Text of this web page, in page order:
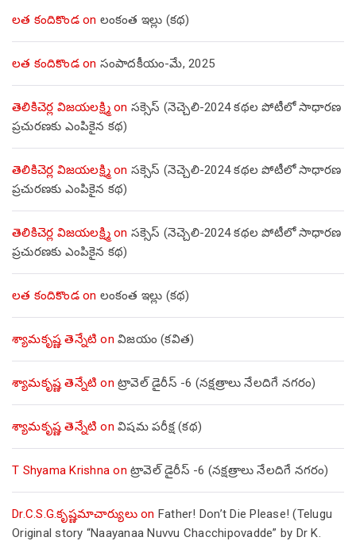
లత కందికొండon లంకంత ఇల్లు (కథ)
లత కందికొండon సంపాదకీయం-మే, 2025
తెలికిచెర్ల విజయలక్ష్మిon సక్సెస్ (నెచ్చెలి-2024 కథల పోటీలో సాధారణ
ప్రచురణకు ఎంపికైన కథ)
తెలికిచెర్ల విజయలక్ష్మిon సక్సెస్ (నెచ్చెలి-2024 కథల పోటీలో సాధారణ
ప్రచురణకు ఎంపికైన కథ)
తెలికిచెర్ల విజయలక్ష్మిon సక్సెస్ (నెచ్చెలి-2024 కథల పోటీలో సాధారణ
ప్రచురణకు ఎంపికైన కథ)
లత కందికొండon లంకంత ఇల్లు (కథ)
శ్యామకృష్ణ తెన్నేటి on విజయం (కవిత)
శ్యామకృష్ణ తెన్నేటి on ట్రావెల్ డైరీస్ -6 (నక్షత్రాలు నేలదిగే నగరం)
శ్యామకృష్ణ తెన్నేటి on విషమ పరీక్ష (క‌థ‌)
T Shyama Krishna on ట్రావెల్ డైరీస్ -6 (నక్షత్రాలు నేలదిగే నగరం)
Dr.C.S.G.కృష్ణమాచార్యులుon Father! Don’t Die Please! (Telugu
Original story “Naayanaa Nuvvu Chacchipovadde” by Dr K.